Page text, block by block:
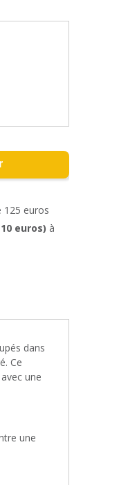
125 euros
euros) à
dans
Ce
une
une